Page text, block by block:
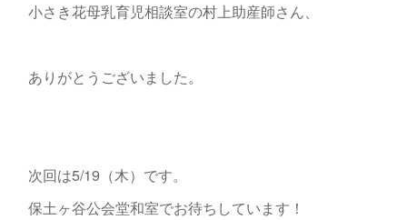
小さき花母乳育児相談室の村上助産師さん、
ありがとうございました。
次回は5/19（木）です。
保土ヶ谷公会堂和室でお待ちしています！